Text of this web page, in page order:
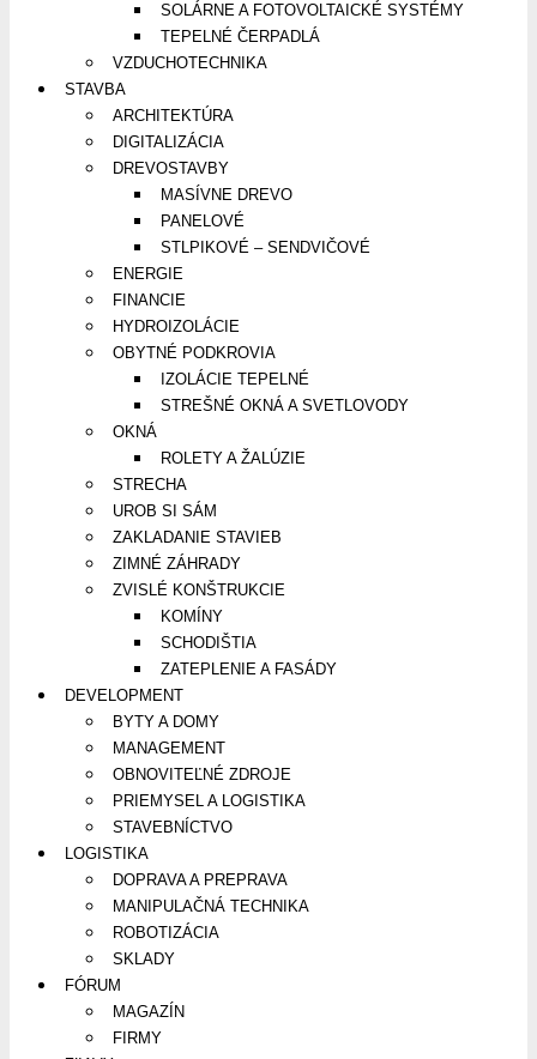
SOLÁRNE A FOTOVOLTAICKÉ SYSTÉMY
TEPELNÉ ČERPADLÁ
VZDUCHOTECHNIKA
STAVBA
ARCHITEKTÚRA
DIGITALIZÁCIA
DREVOSTAVBY
MASÍVNE DREVO
PANELOVÉ
STLPIKOVÉ – SENDVIČOVÉ
ENERGIE
FINANCIE
HYDROIZOLÁCIE
OBYTNÉ PODKROVIA
IZOLÁCIE TEPELNÉ
STREŠNÉ OKNÁ A SVETLOVODY
OKNÁ
ROLETY A ŽALÚZIE
STRECHA
UROB SI SÁM
ZAKLADANIE STAVIEB
ZIMNÉ ZÁHRADY
ZVISLÉ KONŠTRUKCIE
KOMÍNY
SCHODIŠTIA
ZATEPLENIE A FASÁDY
DEVELOPMENT
BYTY A DOMY
MANAGEMENT
OBNOVITEĽNÉ ZDROJE
PRIEMYSEL A LOGISTIKA
STAVEBNÍCTVO
LOGISTIKA
DOPRAVA A PREPRAVA
MANIPULAČNÁ TECHNIKA
ROBOTIZÁCIA
SKLADY
FÓRUM
MAGAZÍN
FIRMY